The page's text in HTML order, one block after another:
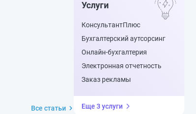
Все статьи
Услуги
КонсультантПлюс
Бухгалтерский аутсорсинг
Онлайн-бухгалтерия
Электронная отчетность
Заказ рекламы
Еще 3 услуги